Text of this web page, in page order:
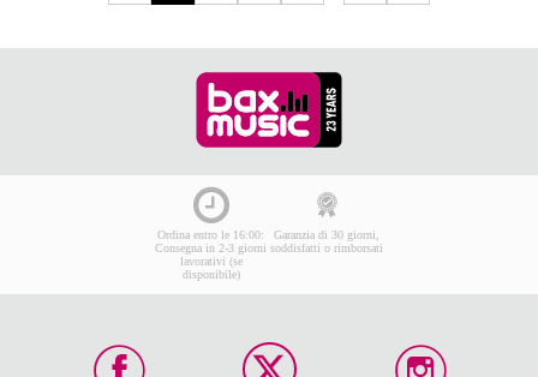
Ordina entro le 16:00:
Consegna in 2-3 giorni
lavorativi (se
disponibile)
Garanzia di 30 giorni,
soddisfatti o rimborsati